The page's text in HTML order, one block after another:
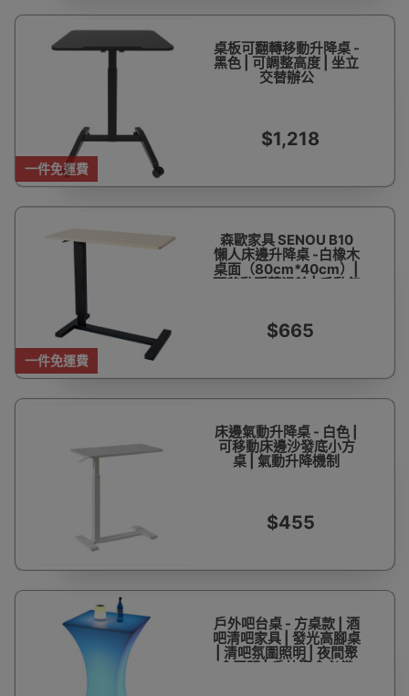
一件免運費
桌板可翻轉移動升降桌 -
黑色 | 可調整高度 | 坐立
交替辦公
$1,218
一件免運費
森歐家具 SENOU B10
懶人床邊升降桌 -白橡木
桌面（80cm*40cm）|
可移動隱藏滑輪 | 手動氣
$665
床邊氣動升降桌 - 白色 |
可移動床邊沙發底小方
桌 | 氣動升降機制
$455
戶外吧台桌 - 方桌款 | 酒
吧清吧家具 | 發光高腳桌
| 清吧氛圍照明 | 夜間聚
會照明 | 戶外聚會必備